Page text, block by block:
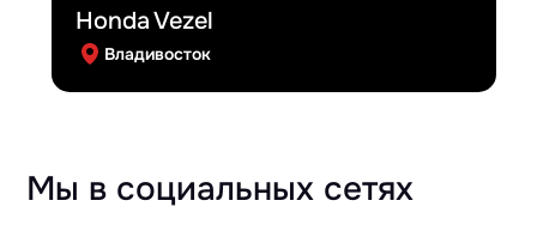
Honda Vezel
Владивосток
Мы в социальных сетях